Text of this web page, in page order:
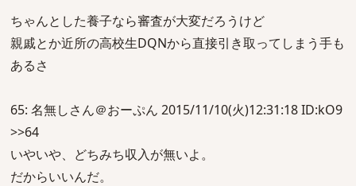
ちゃんとした養子なら審査が大変だろうけど
親戚とか近所の高校生DQNから直接引き取ってしまう手も
あるさ
65: 名無しさん＠おーぷん 2015/11/10(火)12:31:18 ID:kO9
>>64
いやいや、どちみち収入が無いよ。
だからいいんだ。